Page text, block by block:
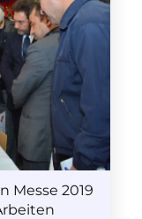
Messe 2019